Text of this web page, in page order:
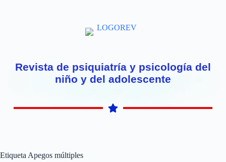
Revista de psiquiatría y psicología del
niño y del adolescente
Etiqueta Apegos múltiples